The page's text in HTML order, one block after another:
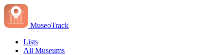
MuseoTrack
Lists
All Museums